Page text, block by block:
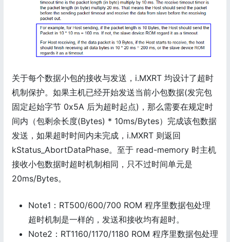
关于每个数据小包的接收与发送，i.MXRT 均设计了超时
机制保护。如果主机已经开始发送当前小包数据(发完包
固定起始字节 0x5A 后为超时起点)，那么需要在规定时
间内（包剩余长度(Bytes) * 10ms/Bytes）完成该包数据
发送，如果超时时间内未完成，i.MXRT 则返回
kStatus_AbortDataPhase。至于 read-memory 时主机
接收小包数据时超时机制相同，只不过时间单元是
20ms/Bytes。
Note1：RT500/600/700 ROM 程序里数据包处理
超时机制是一样的，发送和接收均有超时。
Note2：RT1160/1170/1180 ROM 程序里数据包处理